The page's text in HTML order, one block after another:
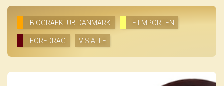
BIOGRAFKLUB DANMARK FILMPORTEN
FOREDRAG VIS ALLE